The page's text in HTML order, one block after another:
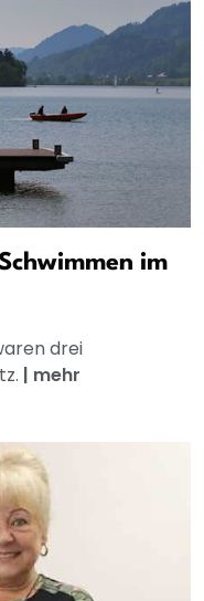
im
drei
| mehr